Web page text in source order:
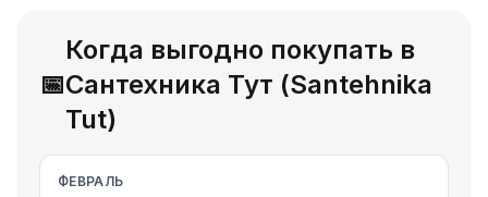
📅
Когда выгодно покупать в
Сантехника Тут (Santehnika
Tut)
ФЕВРАЛЬ